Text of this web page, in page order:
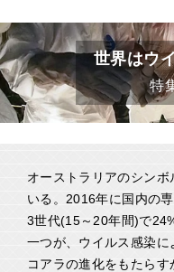
世界はウ
特
オーストラリアのシン
いる。2016年に国内の
3世代(15～20年間)で
一つが、ウイルス感染
コアラの進化をもたら